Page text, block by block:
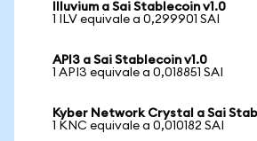
Illuvium a Sai Stablecoin v1.0
1 ILV equivale a 0,299901 SAI
API3 a Sai Stablecoin v1.0
1 API3 equivale a 0,018851 SAI
Kyber Network Crystal a Sai
1 KNC equivale a 0,010182 SAI